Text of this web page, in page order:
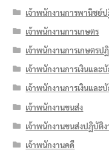
เจ้าพนักงานการพานิชย์
เจ้าพนักงานการเกษตร
เจ้าพนักงานการเกษตรป
เจ้าพนักงานการเงินและ
เจ้าพนักงานการเงินแล
เจ้าพนักงานขนส่ง
เจ้าพนักงานขนส่งปฏิบัติง
เจ้าพนักงานคดี